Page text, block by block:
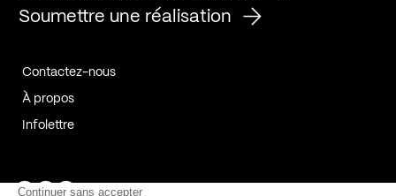
Soumettre une réalisation
Contactez-nous
À propos
Infolettre
Page Facebook de Kollectif
Page Instagram de Kollectif
Page Linkedin de Kollectif